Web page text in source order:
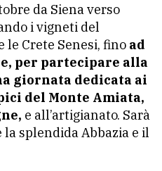
da Siena verso
i vigneti del
Crete Senesi, fino ad
per partecipare alla
giornata dedicata ai
del Monte Amiata,
e all’artigianato. Sarà
splendida Abbazia e il